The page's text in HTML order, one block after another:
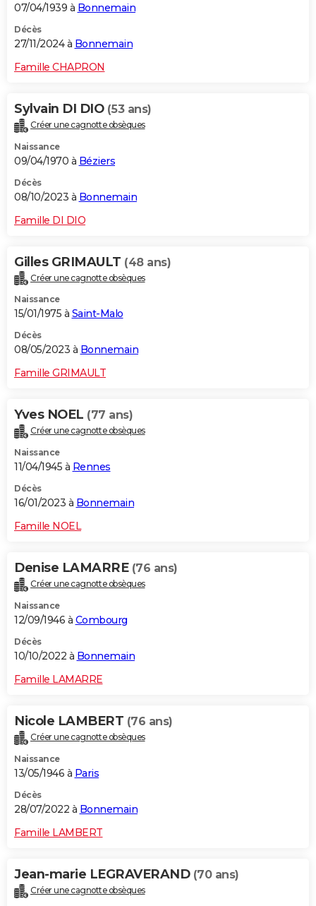
07/04/1939 à Bonnemain
Décès
27/11/2024 à Bonnemain
Famille CHAPRON
Sylvain DI DIO (53 ans)
Créer une cagnotte obsèques
Naissance
09/04/1970 à Béziers
Décès
08/10/2023 à Bonnemain
Famille DI DIO
Gilles GRIMAULT (48 ans)
Créer une cagnotte obsèques
Naissance
15/01/1975 à Saint-Malo
Décès
08/05/2023 à Bonnemain
Famille GRIMAULT
Yves NOEL (77 ans)
Créer une cagnotte obsèques
Naissance
11/04/1945 à Rennes
Décès
16/01/2023 à Bonnemain
Famille NOEL
Denise LAMARRE (76 ans)
Créer une cagnotte obsèques
Naissance
12/09/1946 à Combourg
Décès
10/10/2022 à Bonnemain
Famille LAMARRE
Nicole LAMBERT (76 ans)
Créer une cagnotte obsèques
Naissance
13/05/1946 à Paris
Décès
28/07/2022 à Bonnemain
Famille LAMBERT
Jean-marie LEGRAVERAND (70 ans)
Créer une cagnotte obsèques